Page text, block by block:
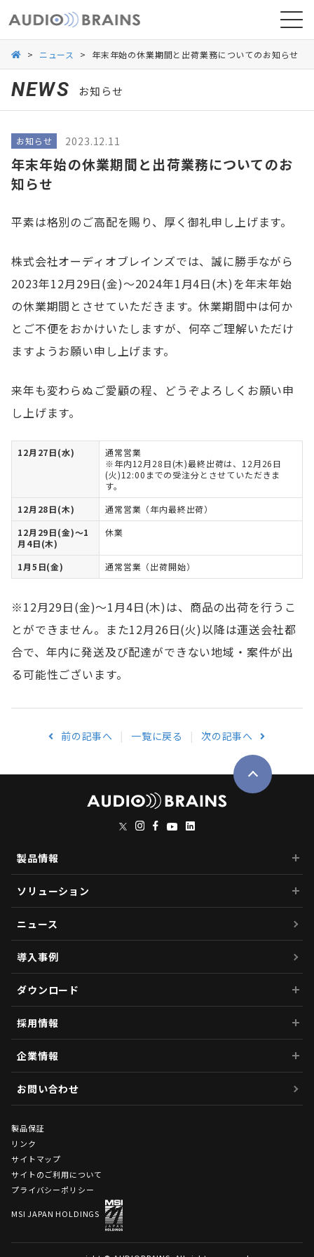
導入事例
お問い合わせ
> ニュース > 年末年始の休業期間と出荷業務についてのお知らせ
NEWS お知らせ
お知らせ 2023.12.11
年末年始の休業期間と出荷業務についてのお
知らせ
平素は格別のご高配を賜り、厚く御礼申し上げます。
株式会社オーディオブレインズでは、誠に勝手ながら
2023年12月29日(金)～2024年1月4日(木)を年末年始
の休業期間とさせていただきます。休業期間中は何か
とご不便をおかけいたしますが、何卒ご理解いただけ
ますようお願い申し上げます。
来年も変わらぬご愛顧の程、どうぞよろしくお願い申
し上げます。
12月27日(水)
通常営業
※年内12月28日(木)最終出荷は、12月26日
(火)12:00までの受注分とさせていただきま
す。
12月28日(木)
通常営業（年内最終出荷）
12月29日(金)～1
月4日(木)
休業
1月5日(金) 通常営業（出荷開始）
※12月29日(金)～1月4日(木)は、商品の出荷を行うこ
とができません。また12月26日(火)以降は運送会社都
合で、年内に発送及び配達ができない地域・案件が出
る可能性ございます。
前の記事へ 一覧に戻る 次の記事へ
製品情報
ソリューション
ニュース
導入事例
ダウンロード
採用情報
企業情報
お問い合わせ
製品保証
リンク
サイトマップ
サイトのご利用について
プライバシーポリシー
MSI JAPAN HOLDINGS